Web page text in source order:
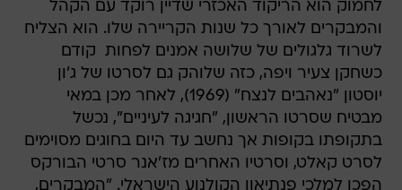
לחמוק הוא הריקוד האכזרי שדיין רוקד עם הקהל
והמבקרים לאורך כל שנות הקריירה שלו. הוא הצליח
לשרוד גלגולים של שלושה אמנים לפחות  קודם
כשחקן צעיר ויפה, כזה שלוהק גם לסרטו של ג'ון
יוסטון "נאהבים לנצח" (1969), לאחר מכן במאי
מבטיח שסרטו הראשון, "חגיגה לעיניים", נכשל
בתקופתו בקופות אך נחשב עד היום בחוגים מסוימים
לסרט קאלט, וסרטיו האחרים מז'אנר סרטי הבורקס
הפכו למלכי פנתיאון הקולנוע הישראלי. "המבקרים,